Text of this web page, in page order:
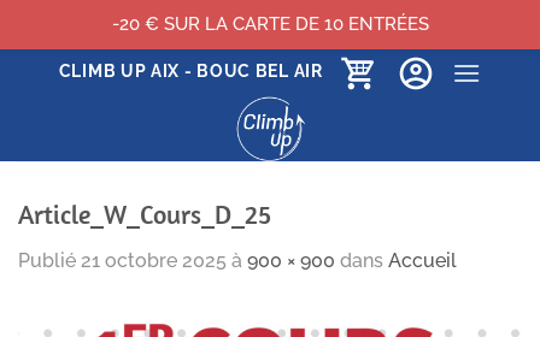
PasserCLIMB UP AIX - BOUC BEL AIR
Article_W_Cours_D_25
Publié 21 octobre 2025 à 900 × 900 dans Accueil
-20 € SUR LA CARTE DE 10 ENTRÉES